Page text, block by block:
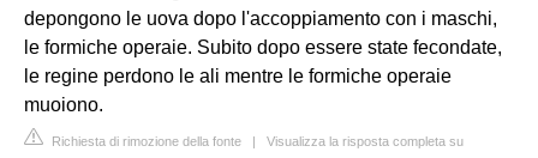
depongono le uova dopo l'accoppiamento con i maschi,
le formiche operaie. Subito dopo essere state fecondate,
le regine perdono le ali mentre le formiche operaie
muoiono.
Richiesta di rimozione della fonte | Visualizza la risposta completa su